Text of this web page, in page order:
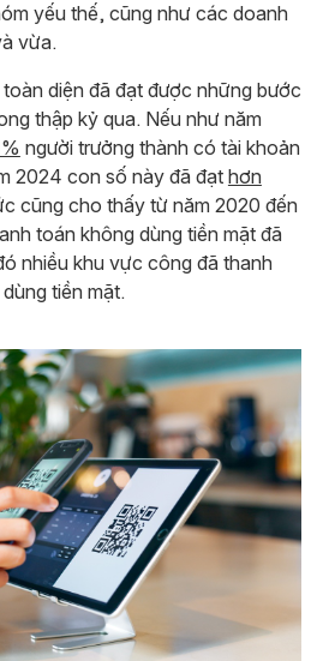
yếu thế, cũng như các doanh
vừa.
diện đã đạt được những bước
thập kỷ qua. Nếu như năm
người trưởng thành có tài khoản
2024 con số này đã đạt hơn
cũng cho thấy từ năm 2020 đến
toán không dùng tiền mặt đã
nhiều khu vực công đã thanh
tiền mặt.